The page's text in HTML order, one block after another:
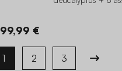
€
1 2 3